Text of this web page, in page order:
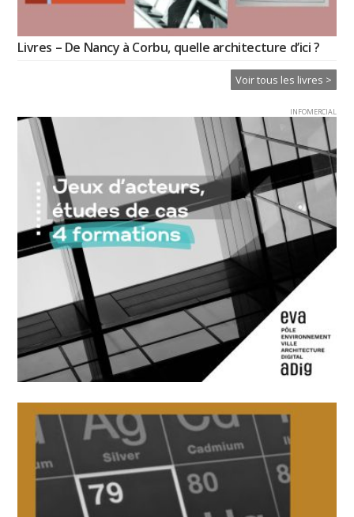
Livres – De Nancy à Corbu, quelle architecture d’ici ?
Voir tous les livres >
INFOMERCIAL